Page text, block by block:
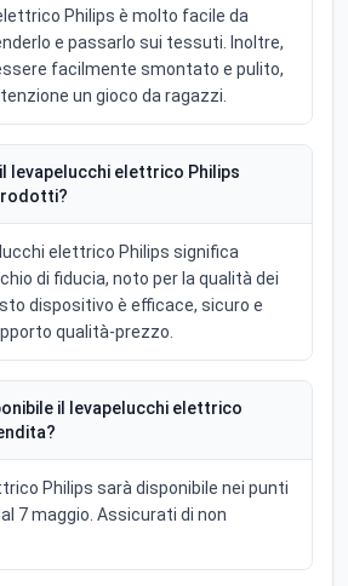
Philips è molto facile da
e passarlo sui tessuti. Inoltre,
facilmente smontato e pulito,
un gioco da ragazzi.
levapelucchi elettrico Philips
elettrico Philips significa
di fiducia, noto per la qualità dei
dispositivo è efficace, sicuro e
qualità-prezzo.
il levapelucchi elettrico
Philips sarà disponibile nei punti
7 maggio. Assicurati di non